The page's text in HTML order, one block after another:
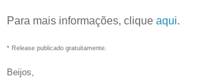
Para mais informações, clique aqui.
* Release publicado gratuitamente.
Beijos,